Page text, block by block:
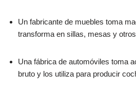
Un fabricante de muebles toma
transforma en sillas, mesas y
Una fábrica de automóviles toma
bruto y los utiliza para producir